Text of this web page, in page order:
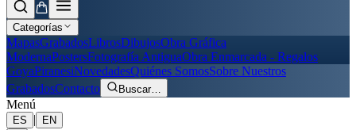
Categorías
MapasGrabadosLibrosDibujosObra Gráfica
ModernaPostersFotografía AntiguaObra Enmarcada - Regalos
GoyaPiranesiNovedadesQuiénes SomosSobre Nuestros
GrabadosContacto Buscar…
Menú
ES |
EN